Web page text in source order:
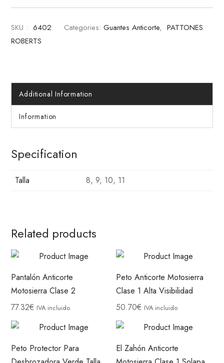
SKU : 6402 Categories: Guantes Anticorte, PATTONES
ROBERTS
Additional Information
Information
Specification
Talla 8, 9, 10, 11
Related products
Pantalón Anticorte
Motosierra Clase 2
77.32€ IVA incluido
Peto Anticorte Motosierra
Clase 1 Alta Visibilidad
50.70€ IVA incluido
Peto Protector Para
El Zahón Anticorte